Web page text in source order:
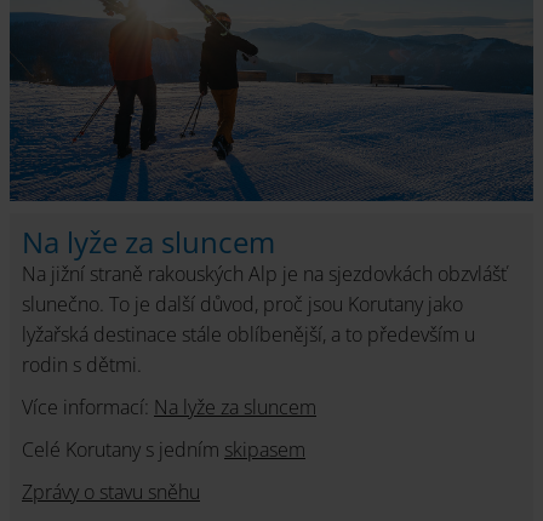
Na lyže za sluncem
Na jižní straně rakouských Alp je na sjezdovkách obzvlášť
slunečno. To je další důvod, proč jsou Korutany jako
lyžařská destinace stále oblíbenější, a to především u
rodin s dětmi.
Více informací: Na lyže za sluncem
Celé Korutany s jedním skipasem
Zprávy o stavu sněhu